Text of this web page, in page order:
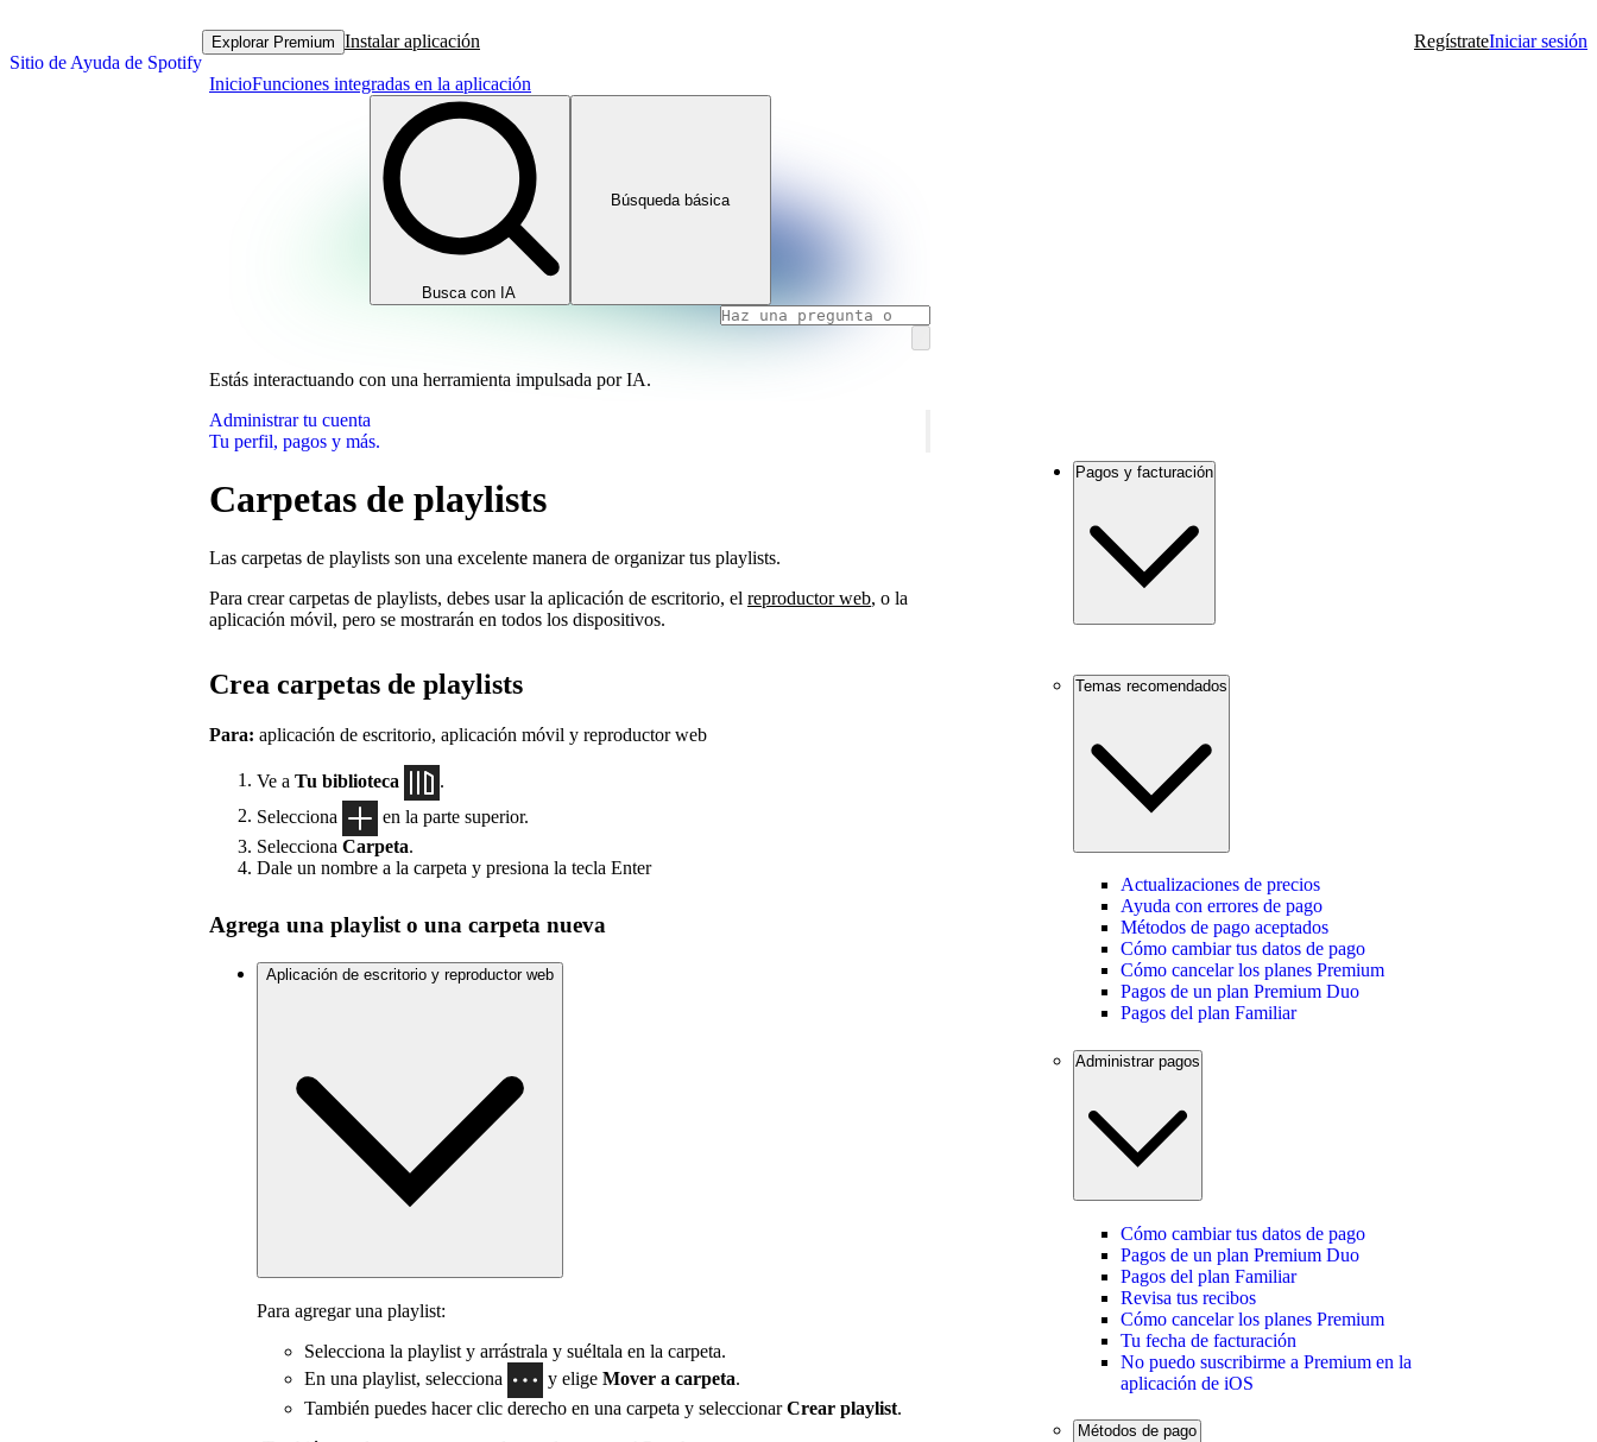
Sitio de Ayuda de Spotify
Explorar Premium Instalar aplicación RegístrateIniciar sesión
InicioFunciones integradas en la aplicación
Busca con IA
Búsqueda básica
Estás interactuando con una herramienta impulsada por IA.
Administrar tu cuenta
Tu perfil, pagos y más.
Carpetas de playlists
Las carpetas de playlists son una excelente manera de organizar tus playlists.
Para crear carpetas de playlists, debes usar la aplicación de escritorio, el reproductor web, o la
aplicación móvil, pero se mostrarán en todos los dispositivos.
Crea carpetas de playlists
Para: aplicación de escritorio, aplicación móvil y reproductor web
Ve a Tu biblioteca
Selecciona
en la parte superior.
Selecciona Carpeta.
Dale un nombre a la carpeta y presiona la tecla Enter
Agrega una playlist o una carpeta nueva
Aplicación de escritorio y reproductor web
Para agregar una playlist:
Selecciona la playlist y arrástrala y suéltala en la carpeta.
En una playlist, selecciona
y elige Mover a carpeta.
También puedes hacer clic derecho en una carpeta y seleccionarCrear playlist.
Pagos y facturación
Temas recomendados
Actualizaciones de precios
Ayuda con errores de pago
Métodos de pago aceptados
Cómo cambiar tus datos de pago
Cómo cancelar los planes Premium
Pagos de un plan Premium Duo
Pagos del plan Familiar
Administrar pagos
Cómo cambiar tus datos de pago
Pagos de un plan Premium Duo
Pagos del plan Familiar
Revisa tus recibos
Cómo cancelar los planes Premium
Tu fecha de facturación
No puedo suscribirme a Premium en la
aplicación de iOS